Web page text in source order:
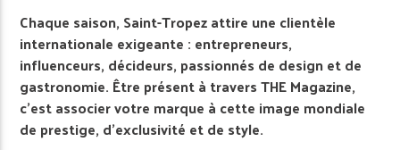
Chaque saison, Saint-Tropez attire une clientèle
internationale exigeante : entrepreneurs,
influenceurs, décideurs, passionnés de design et de
gastronomie. Être présent à travers THE Magazine,
c’est associer votre marque à cette image mondiale
de prestige, d’exclusivité et de style.